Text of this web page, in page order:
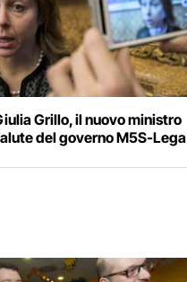
Grillo, il nuovo ministro
del governo M5S-Lega